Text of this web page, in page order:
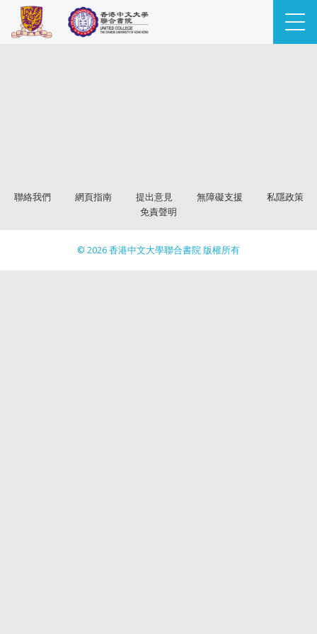
聯絡我們 網頁指南 提出意見 無障礙支援
私隱政策
免責聲明
© 2026 香港中文大學聯合書院 版權所有